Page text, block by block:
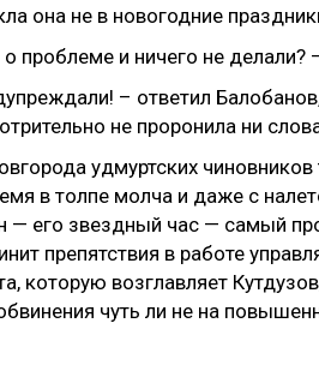
она не в новогодние
проблеме и ничего не
– ответил
не проронила ни
удмуртских
в толпе молча и даже с
— его звездный час — самый
препятствия в работе
которую возглавляет
чуть ли не на